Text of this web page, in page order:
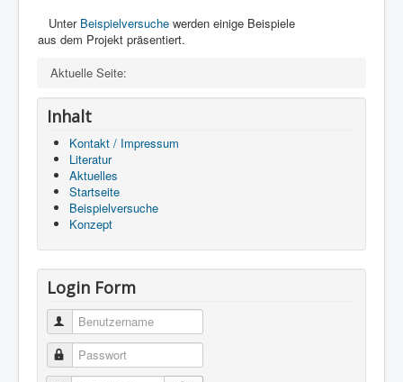
Unter Beispielversuche werden einige Beispiele
aus dem Projekt präsentiert.
Aktuelle Seite:
Inhalt
Kontakt / Impressum
Literatur
Aktuelles
Startseite
Beispielversuche
Konzept
Login Form
Benutzername
Passwort